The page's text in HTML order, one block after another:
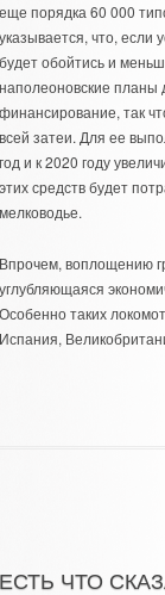
порядка 60 000
что, если
обойтись и
планы
так
затеи. Для ее
и к 2020 году
средств будет
воплощению
таких
ЧТО